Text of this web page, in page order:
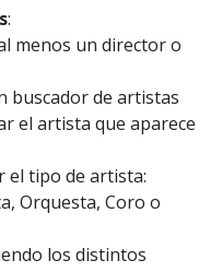
:
menos un director o
buscador de artistas
el artista que aparece
el tipo de artista:
Orquesta, Coro o
los distintos